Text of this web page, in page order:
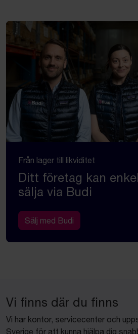
Från lager till likviditet
Ditt företag kan
sälja via Budi
Sälj med Budi
Vi finns där du finns
Vi har kontor, servicecenter och
Sverige för att kunna hjälpa dig